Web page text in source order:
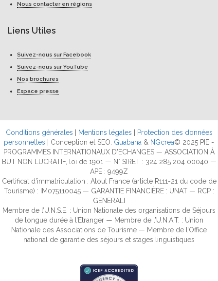
Nous contacter en régions
Liens Utiles
Suivez-nous sur Facebook
Suivez-nous sur YouTube
Nos brochures
Espace presse
Conditions générales Mentions légales
Protection des données
personnelles | Conception et SEO: Guabana & NGcrea© 2025 PIE -
PROGRAMMES INTERNATIONAUX D'ECHANGES — ASSOCIATION À
BUT NON LUCRATIF, loi de 1901 — N° SIRET : 324 285 204 00040 —
APE : 9499Z
Certificat d’immatriculation : Atout France (article R111-21 du code de
Tourisme) : IM075110045 — GARANTIE FINANCIÈRE : UNAT — RCP :
GENERALI
Membre de l’U.N.S.E. : Union Nationale des organisations de Séjours
de longue durée à l’Étranger — Membre de l’U.N.A.T. : Union
Nationale des Associations de Tourisme — Membre de l’Office
national de garantie des séjours et stages linguistiques